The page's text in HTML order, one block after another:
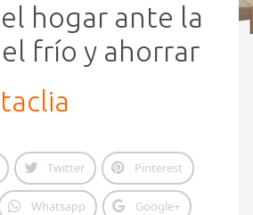
hogar ante la
frío y ahorrar
Twitter Pinterest
Whatsapp Google+